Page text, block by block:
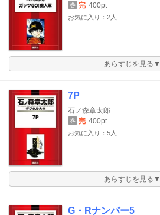
巻 完 400pt
お気に入り：2人
あらすじを見る▼
7P
石ノ森章太郎
巻 完 400pt
お気に入り：5人
あらすじを見る▼
G・Rナンバー5